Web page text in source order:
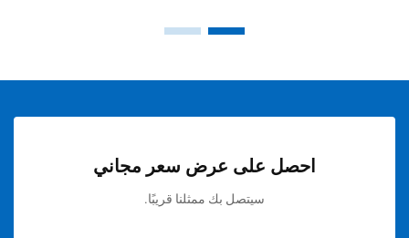
احصل على عرض سعر مجاني
سيتصل بك ممثلنا قريبًا.